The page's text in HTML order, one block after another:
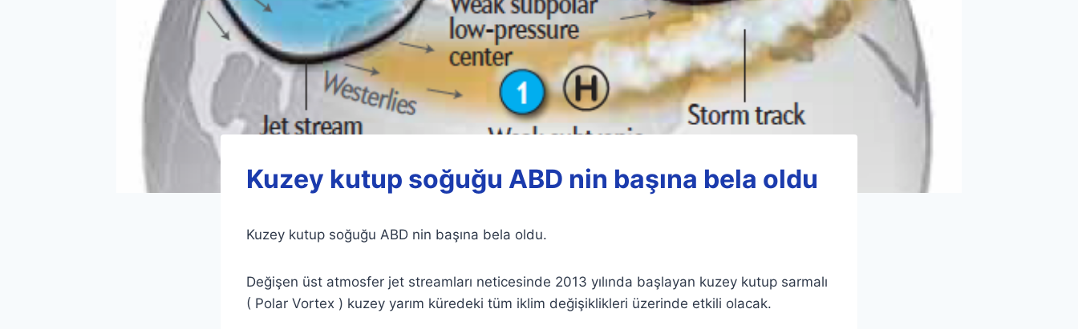
Kuzey kutup soğuğu ABD nin başına bela oldu
Kuzey kutup soğuğu ABD nin başına bela oldu.
Değişen üst atmosfer jet streamları neticesinde 2013 yılında başlayan kuzey kutup sarmalı
( Polar Vortex ) kuzey yarım küredeki tüm iklim değişiklikleri üzerinde etkili olacak.